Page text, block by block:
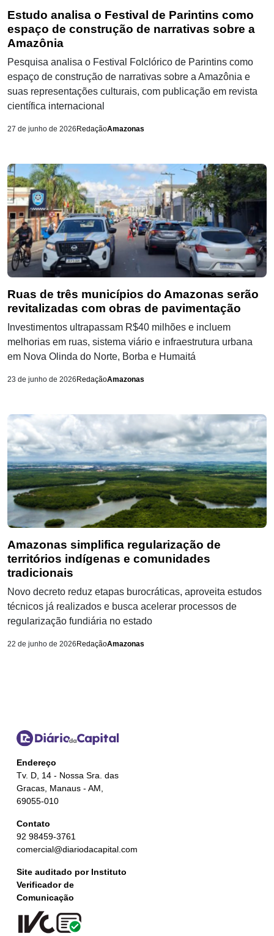
Estudo analisa o Festival de Parintins como
espaço de construção de narrativas sobre a
Amazônia
Pesquisa analisa o Festival Folclórico de Parintins como
espaço de construção de narrativas sobre a Amazônia e
suas representações culturais, com publicação em revista
científica internacional
27 de junho de 2026 RedaçãoAmazonas
Ruas de três municípios do Amazonas serão
revitalizadas com obras de pavimentação
Investimentos ultrapassam R$40 milhões e incluem
melhorias em ruas, sistema viário e infraestrutura urbana
em Nova Olinda do Norte, Borba e Humaitá
23 de junho de 2026 RedaçãoAmazonas
Amazonas simplifica regularização de
territórios indígenas e comunidades
tradicionais
Novo decreto reduz etapas burocráticas, aproveita estudos
técnicos já realizados e busca acelerar processos de
regularização fundiária no estado
22 de junho de 2026 RedaçãoAmazonas
Endereço
Tv. D, 14 - Nossa Sra. das
Gracas, Manaus - AM,
69055-010
Contato
92 98459-3761
comercial@diariodacapital.com
Site auditado por Instituto
Verificador de
Comunicação